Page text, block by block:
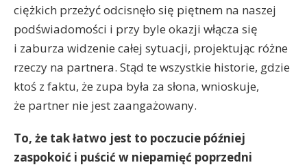
ciężkich przeżyć odcisnęło się piętnem na naszej
podświadomości i przy byle okazji włącza się
i zaburza widzenie całej sytuacji, projektując różne
rzeczy na partnera. Stąd te wszystkie historie, gdzie
ktoś z faktu, że zupa była za słona, wnioskuje,
że partner nie jest zaangażowany.
To, że tak łatwo jest to poczucie później
zaspokoić i puścić w niepamięć poprzedni